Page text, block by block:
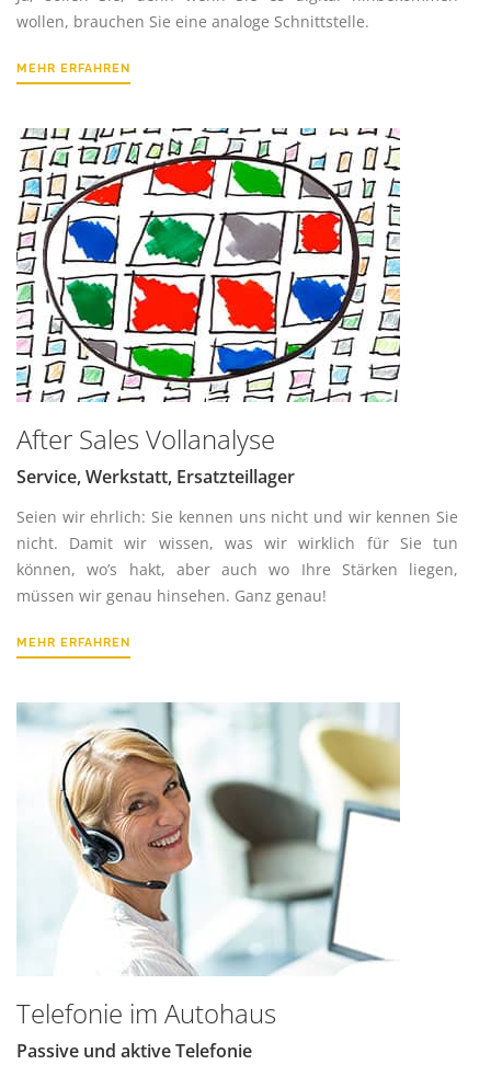
wollen, brauchen Sie eine analoge Schnittstelle.
MEHR ERFAHREN
After Sales Vollanalyse
Service, Werkstatt, Ersatzteillager
Seien wir ehrlich: Sie kennen uns nicht und wir kennen Sie
nicht. Damit wir wissen, was wir wirklich für Sie tun
können, wo’s hakt, aber auch wo Ihre Stärken liegen,
müssen wir genau hinsehen. Ganz genau!
MEHR ERFAHREN
Telefonie im Autohaus
Passive und aktive Telefonie